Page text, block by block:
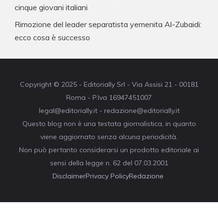
cinque giovani italiani
Rimozione del leader separatista yemenita Al-Zubaidi:
ecco cosa è successo
Copyright © 2025 - Editorially Srl - Via Assisi 21 - 00181
Roma - P.Iva 16947451007
legal@editorially.it - redazione@editorially.it
Questo blog non è una testata giornalistica, in quanto
viene aggiornato senza alcuna periodicità.
Non può pertanto considerarsi un prodotto editoriale ai
sensi della legge n. 62 del 07.03.2001
DisclaimerPrivacy PolicyRedazione